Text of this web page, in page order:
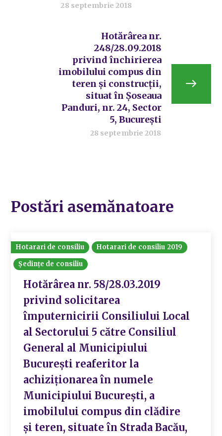
28 septembrie 2018
Hotărârea nr.
248/28.09.2018
privind închirierea
imobilului compus din
teren și construcții,
situat în Șoseaua
Panduri, nr. 24, Sector
5, București
28 septembrie 2018
Postări asemănatoare
Hotarari de consiliu
Hotarari de consiliu 2019
Ședințe de consiliu
Hotărârea nr. 58/28.03.2019
privind solicitarea
împuternicirii Consiliului Local
al Sectorului 5 către Consiliul
General al Municipiului
București reaferitor la
achiziționarea în numele
Municipiului București, a
imobilului compus din clădire
și teren, situate în Strada Bacău,